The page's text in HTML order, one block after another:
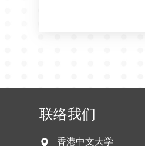
联络我们
香港中文大学